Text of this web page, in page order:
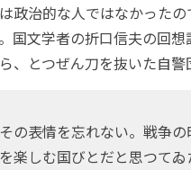
政治的な人ではなかった
国文学者の折口信夫の回
、とつぜん刀を抜いた自警
の表情を忘れない。戦争
楽しむ国びとだと思つて